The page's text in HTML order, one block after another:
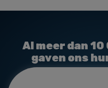
Al meer dan 10
gaven ons